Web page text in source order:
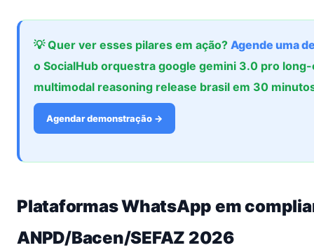
💡 Quer ver esses pilares em ação? Agende uma
o SocialHub orquestra google gemini 3.0 pro
multimodal reasoning release brasil em 30
Agendar demonstração →
Plataformas WhatsApp em
ANPD/Bacen/SEFAZ 2026